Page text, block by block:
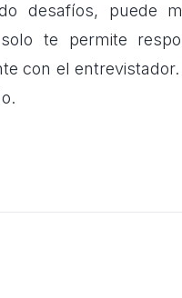
desafíos, puede
te permite
con el